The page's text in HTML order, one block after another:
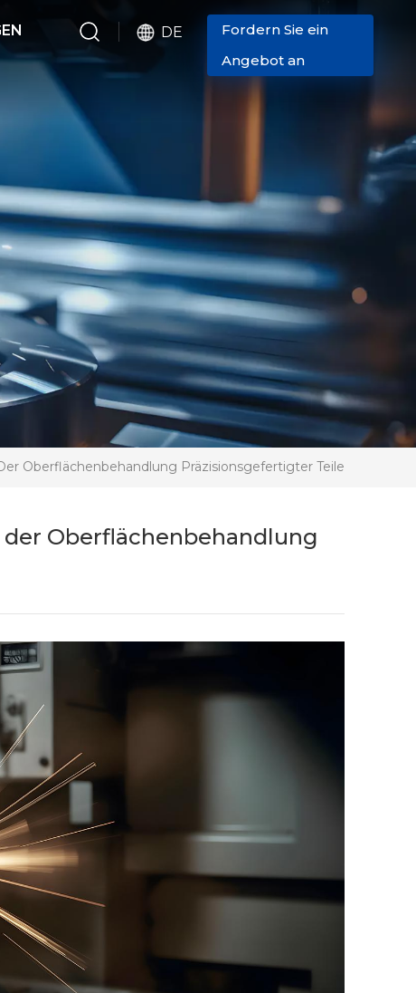
DE
Fordern Sie ein
Angebot an
Oberflächenbehandlung Präzisionsgefertigter Teile
Oberflächenbehandlung